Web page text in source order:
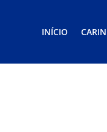
INÍCIO